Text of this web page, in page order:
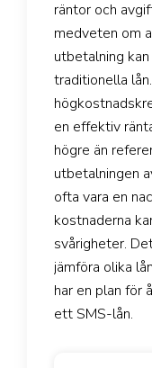
räntor och
medveten om
utbetalning
traditionella
en effektiv
högre än
utbetalningen
ofta vara en
kostnaderna
svårigheter.
jämföra olika
har en plan för
ett SMS-lån.